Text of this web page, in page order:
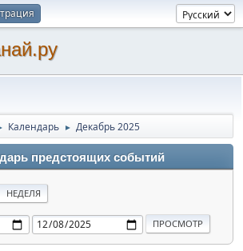
Календарь ► Декабрь 2025
предстоящих событий
НЕДЕЛЯ